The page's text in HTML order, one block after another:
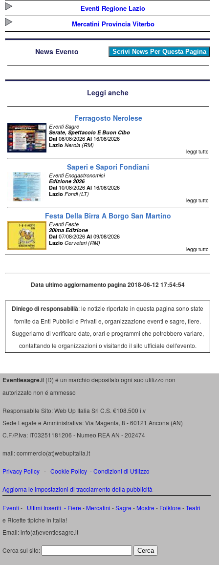
Eventi Regione Lazio
Mercatini Provincia Viterbo
News Evento
Leggi anche
Ferragosto Nerolese
Eventi Sagre
Serate, Spettacolo E Buon Cibo
Dal 08/08/2026 Al 16/08/2026
Lazio Nerola (RM)
leggi tutto
Saperi e Sapori Fondiani
Eventi Enogastronomici
Edizione 2026
Dal 10/08/2026 Al 16/08/2026
Lazio Fondi (LT)
leggi tutto
Festa Della Birra A Borgo San Martino
Eventi Feste
20ima Edizione
Dal 07/08/2026 Al 09/08/2026
Lazio Cerveteri (RM)
leggi tutto
Data ultimo aggiornamento pagina 2018-06-12 17:54:54
Diniego di responsabilià: le notizie riportate in questa pagina sono state
fornite da Enti Pubblici e Privati e, organizzazione eventi e sagre, fiere.
Suggeriamo di verificare date, orari e programmi che potrebbero variare,
contattando le organizzazioni o visitando il sito ufficiale dell'evento.
Eventiesagre.it (D) é un marchio depositato ogni suo utilizzo non
autorizzato non é ammesso
Responsabile Sito: Web Up Italia Srl C.S. €108.500 i.v
Sede Legale e Amministrativa: Via Magenta, 8 - 60121 Ancona (AN)
C.F./P.Iva: IT03251181206 - Numeo REA AN - 202474
mail: commercio(at)webupitalia.it
Privacy Policy - Cookie Policy -Condizioni di Utilizzo
Aggiorna le impostazioni di tracciamento della pubblicità
Eventi - Ultimi Inseriti - Fiere - Mercatini -Sagre - Mostre - Folklore -Teatri
e Ricette tipiche in Italia!
Email: info(at)eventiesagre.it
Cerca sul sito: